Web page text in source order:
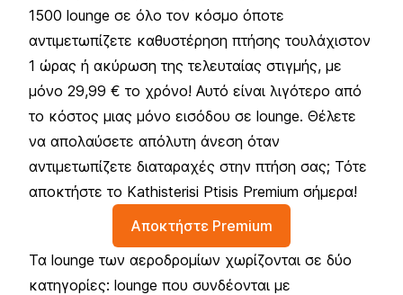
1500 lounge σε όλο τον κόσμο όποτε
αντιμετωπίζετε καθυστέρηση πτήσης τουλάχιστον
1 ώρας ή ακύρωση της τελευταίας στιγμής, με
μόνο 29,99 € το χρόνο! Αυτό είναι λιγότερο από
το κόστος μιας μόνο εισόδου σε lounge. Θέλετε
να απολαύσετε απόλυτη άνεση όταν
αντιμετωπίζετε διαταραχές στην πτήση σας; Τότε
αποκτήστε το Kathisterisi Ptisis Premium σήμερα!
Αποκτήστε Premium
Τα lounge των αεροδρομίων χωρίζονται σε δύο
κατηγορίες: lounge που συνδέονται με